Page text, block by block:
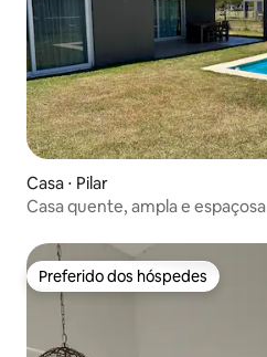
Casa ⋅ Pilar
Casa quente, ampla e espaçosa
Preferido dos hóspedes
Preferido dos hóspedes